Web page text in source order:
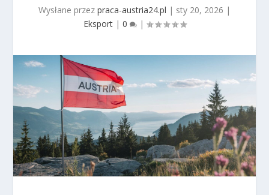
Wysłane przez praca-austria24.pl | sty 20, 2026 |
Eksport| 0 |